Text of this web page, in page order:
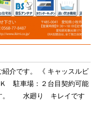
介です。 《 キャッスルビ
駐車場：２台目契約可能
す。 水廻り キレイです